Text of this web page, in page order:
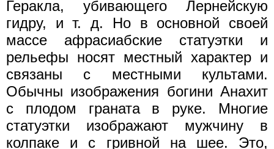
Геракла, убивающего Лернейскую
гидру, и т. д. Но в основной своей
массе афрасиабские статуэтки и
рельефы носят местный характер и
связаны с местными культами.
Обычны изображения богини Анахит
с плодом граната в руке. Многие
статуэтки изображают мужчину в
колпаке и с гривной на шее. Это,